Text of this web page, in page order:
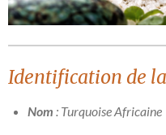
Identification de
Nom : Turquoise Africaine